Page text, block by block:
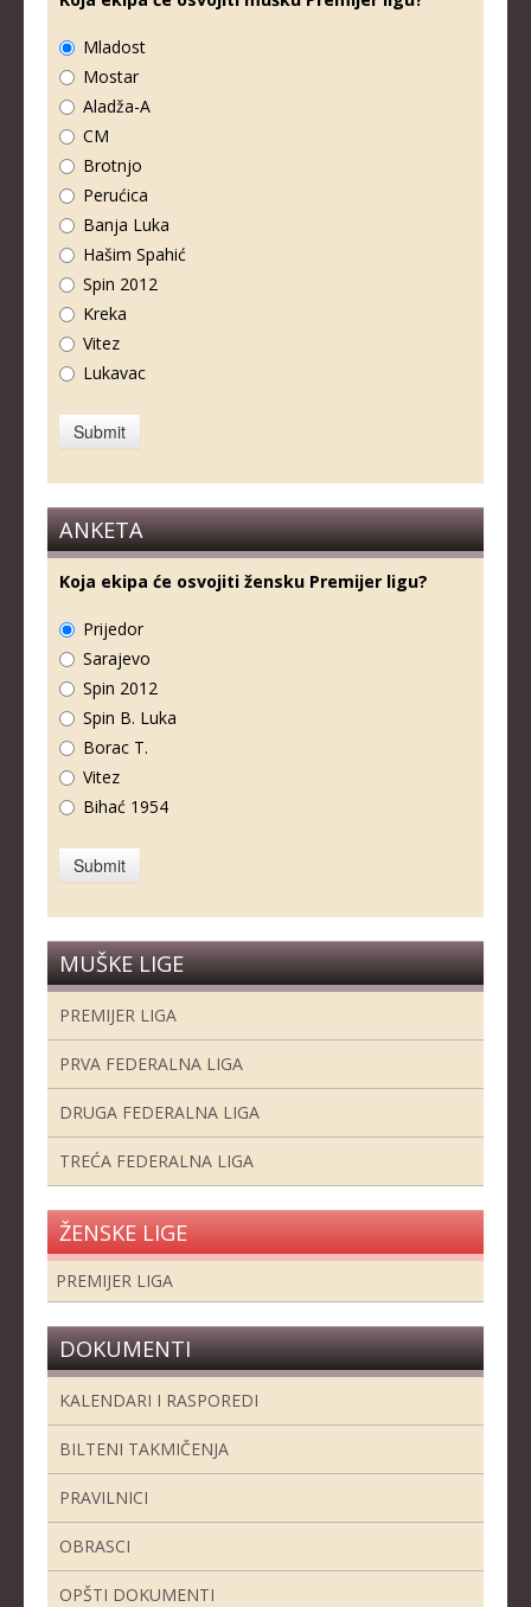
Mladost
Mostar
Aladža-A
CM
Brotnjo
Perućica
Banja Luka
Hašim Spahić
Spin 2012
Kreka
Vitez
Lukavac
ANKETA
Koja ekipa će osvojiti žensku Premijer ligu?
Prijedor
Sarajevo
Spin 2012
Spin B. Luka
Borac T.
Vitez
Bihać 1954
MUŠKE LIGE
PREMIJER LIGA
PRVA FEDERALNA LIGA
DRUGA FEDERALNA LIGA
TREĆA FEDERALNA LIGA
ŽENSKE LIGE
PREMIJER LIGA
DOKUMENTI
KALENDARI I RASPOREDI
BILTENI TAKMIČENJA
PRAVILNICI
OBRASCI
OPŠTI DOKUMENTI